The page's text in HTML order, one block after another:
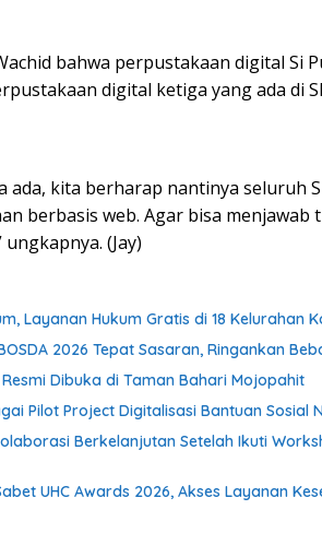
bahwa perpustakaan digital Si
digital ketiga yang ada di
ada, kita berharap nantinya seluruh
berbasis web. Agar bisa
(Jay)
Layanan Hukum Gratis di 18 Kelurahan
2026 Tepat Sasaran, Ringankan
Dibuka di Taman Bahari Mojopahit
Pilot Project Digitalisasi Bantuan Sosial
Berkelanjutan Setelah Ikuti
UHC Awards 2026, Akses Layanan